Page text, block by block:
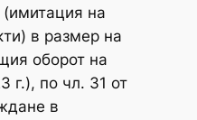
на
в размер на
оборот на
г.), по чл. 31 от
в